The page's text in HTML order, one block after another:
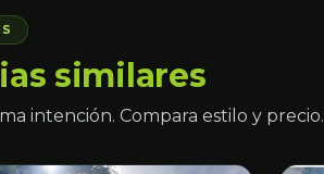
similares
intención. Compara estilo y precio.